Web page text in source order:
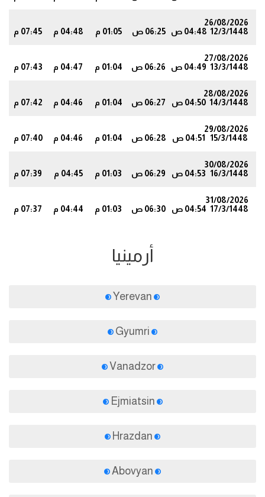
26/08/2026
12/3/1448 04:48 ص 06:25 ص 01:05 م 04:48 م 07:45 م
27/08/2026
13/3/1448 04:49 ص 06:26 ص 01:04 م 04:47 م 07:43 م
28/08/2026
14/3/1448 04:50 ص 06:27 ص 01:04 م 04:46 م 07:42 م
29/08/2026
15/3/1448
04:51 ص 06:28 ص 01:04 م 04:46 م 07:40 م
30/08/2026
16/3/1448 04:53 ص 06:29 ص 01:03 م 04:45 م 07:39 م
31/08/2026
17/3/1448 04:54 ص 06:30 ص 01:03 م 04:44 م 07:37 م
أرمينيا